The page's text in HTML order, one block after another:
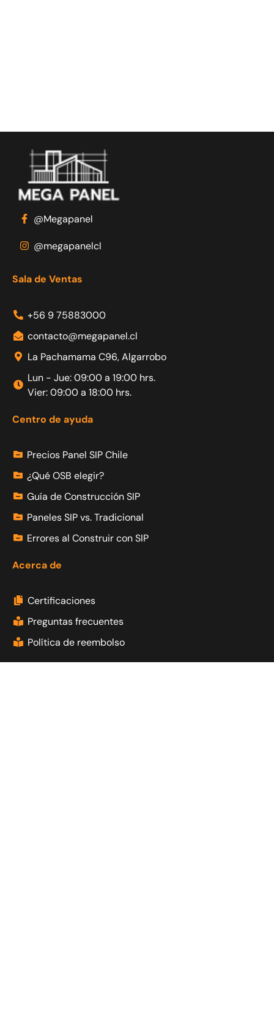
@Megapanel
@megapanelcl
Sala de Ventas
+56 9 75883000
contacto@megapanel.cl
La Pachamama C96, Algarrobo
Lun - Jue: 09:00 a 19:00 hrs.
Vier: 09:00 a 18:00 hrs.
Centro de ayuda
Precios Panel SIP Chile
¿Qué OSB elegir?
Guía de Construcción SIP
Paneles SIP vs. Tradicional
Errores al Construir con SIP
Acerca de
Certificaciones
Preguntas frecuentes
Política de reembolso